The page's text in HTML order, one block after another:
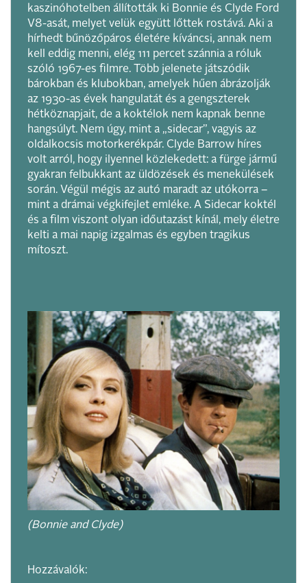
kaszinóhotelben állították ki Bonnie és Clyde Ford
V8-asát, melyet velük együtt lőttek rostává. Aki a
hírhedt bűnözőpáros életére kíváncsi, annak nem
kell eddig menni, elég 111 percet szánnia a róluk
szóló 1967-es filmre. Több jelenete játszódik
bárokban és klubokban, amelyek hűen ábrázolják
az 1930-as évek hangulatát és a gengszterek
hétköznapjait, de a koktélok nem kapnak benne
hangsúlyt. Nem úgy, mint a „sidecar”, vagyis az
oldalkocsis motorkerékpár. Clyde Barrow híres
volt arról, hogy ilyennel közlekedett: a fürge jármű
gyakran felbukkant az üldözések és menekülések
során. Végül mégis az autó maradt az utókorra –
mint a drámai végkifejlet emléke. A Sidecar koktél
és a film viszont olyan időutazást kínál, mely életre
kelti a mai napig izgalmas és egyben tragikus
mítoszt.
(Bonnie and Clyde)
Hozzávalók: